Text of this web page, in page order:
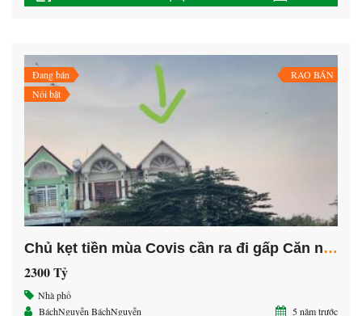
Đang bán
Nổi bật
RAO BÁN
Chủ kẹt tiền mùa Covis cần ra đi gấp Căn nhà Thái Hòa, Tân Uyên, Dân đông kín mít
2300 Tỷ
Nhà phố
BáchNguyễn BáchNguyễn
5 năm trước